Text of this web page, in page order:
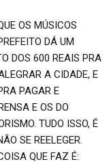
OS MÚSICOS
DÁ UM
DOS 600 REAIS PRA
A CIDADE, E
PAGAR E
E OS DO
TUDO ISSO, É
SE REELEGER.
QUE FAZ É: